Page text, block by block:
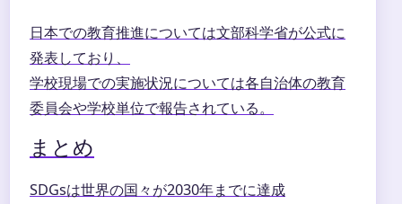
日本での教育推進については文部科学省が公式に
発表しており、
学校現場での実施状況については各自治体の教育
委員会や学校単位で報告されている。
まとめ
SDGsは世界の国々が2030年までに達成